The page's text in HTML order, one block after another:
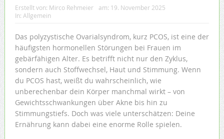
Erstellt von: Mirco Rehmeier am: 19. November 2025
In: Allgemein
Das polyzystische Ovarialsyndrom, kurz PCOS, ist eine der
häufigsten hormonellen Störungen bei Frauen im
gebärfähigen Alter. Es betrifft nicht nur den Zyklus,
sondern auch Stoffwechsel, Haut und Stimmung. Wenn
du PCOS hast, weißt du wahrscheinlich, wie
unberechenbar dein Körper manchmal wirkt – von
Gewichtsschwankungen über Akne bis hin zu
Stimmungstiefs. Doch was viele unterschätzen: Deine
Ernährung kann dabei eine enorme Rolle spielen.